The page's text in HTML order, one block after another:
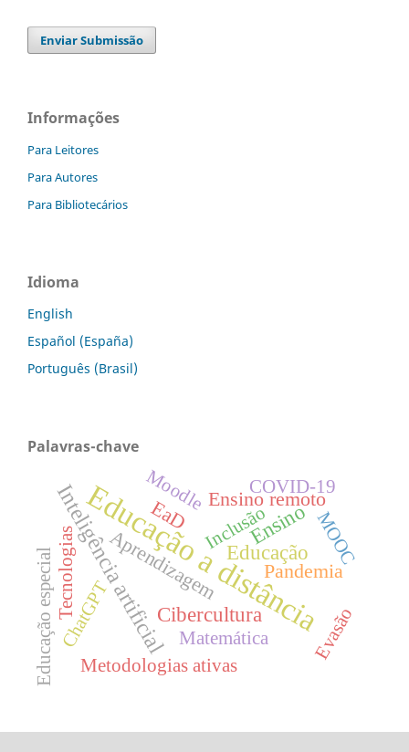
Enviar Submissão
Informações
Para Leitores
Para Autores
Para Bibliotecários
Idioma
English
Español (España)
Português (Brasil)
Palavras-chave
Educação a distância
Inteligência artificial Educação
Ensino
Cibercultura
EaD
Pandemia
Ensino remoto
AprendizagemInclusão
Metodologias ativas
COVID-19
MOOC
Evasão
Moodle
Matemática
ChatGPT
Educação especialTecnologias